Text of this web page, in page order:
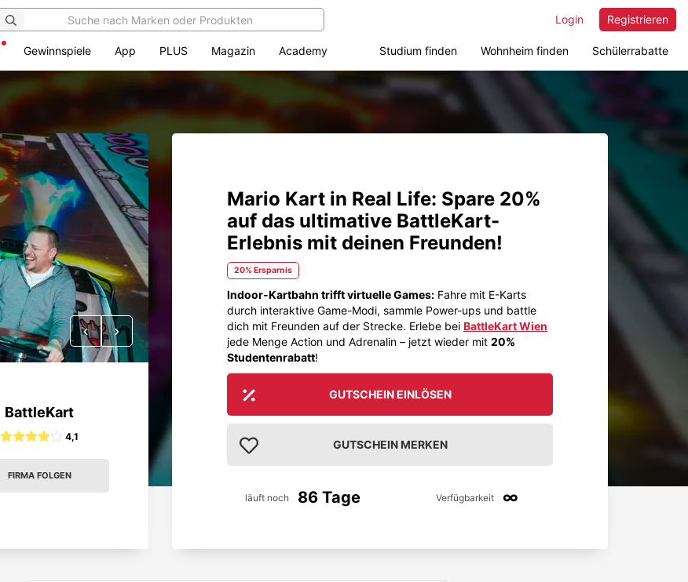
Registrieren
Login
Gewinnspiele App PLUS Magazin Academy Studium finden Wohnheim finden Schülerrabatte
VorherigesNächstes
BattleKart
4,1
FIRMA FOLGEN
Mario Kart in Real Life: Spare 20%
auf das ultimative BattleKart-
Erlebnis mit deinen Freunden!
20% Ersparnis
Indoor-Kartbahn trifft virtuelle Games: Fahre mit E-Karts
durch interaktive Game-Modi, sammle Power-ups und battle
dich mit Freunden auf der Strecke. Erlebe bei BattleKart Wien
jede Menge Action und Adrenalin – jetzt wieder mit 20%
Studentenrabatt!
GUTSCHEIN EINLÖSEN
GUTSCHEIN MERKEN
läuft noch 86 Tage Verfügbarkeit ∞